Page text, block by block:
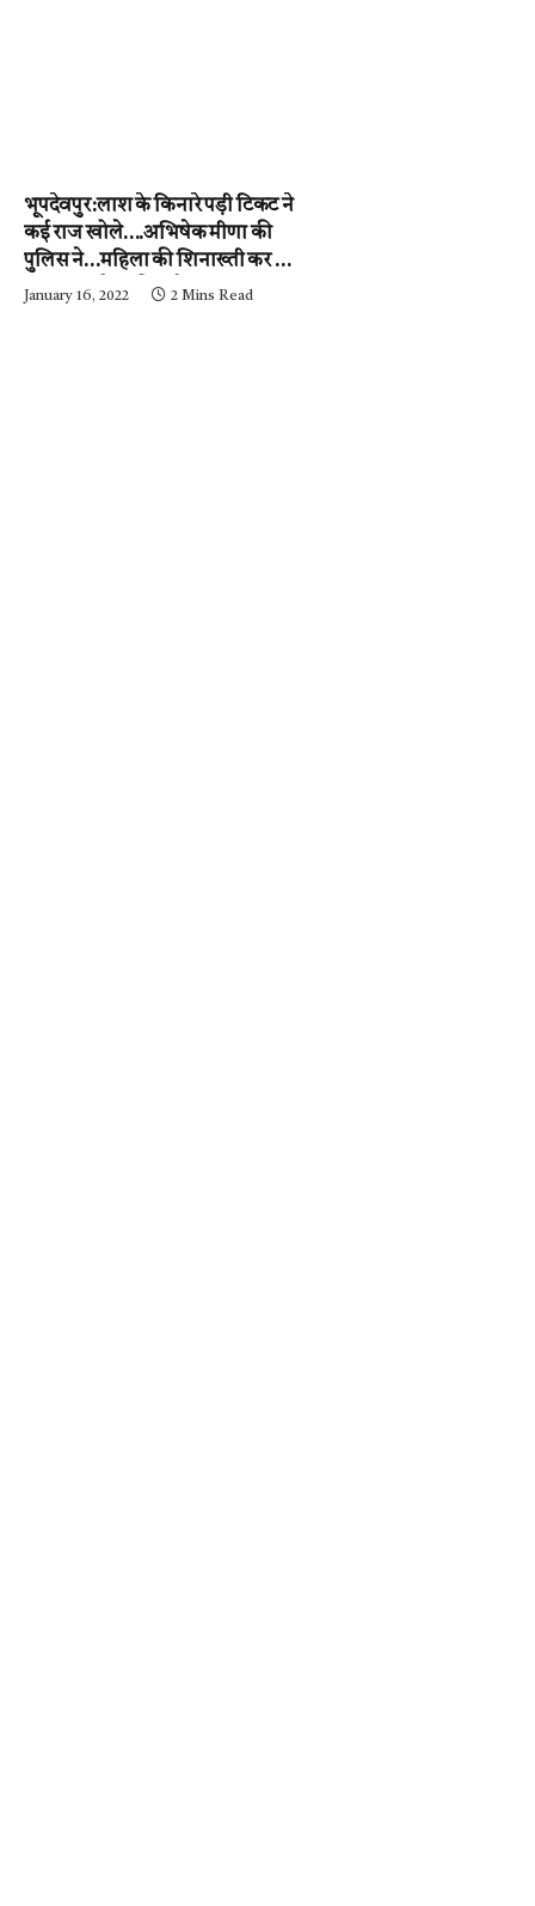
भूपदेवपुर:लाश के किनारे पड़ी टिकट ने
कई राज खोले….अभिषेक मीणा की
पुलिस ने…महिला की शिनाख्ती कर ली.
….अब आरोपी की गर्दन तक जल्द ही
January 16, 2022 2 Mins Read